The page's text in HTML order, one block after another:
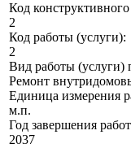
Код
2
Код работы (услуги):
2
Вид работы (услуги)
Ремонт
Единица измерения
м.п.
Год завершения
2037